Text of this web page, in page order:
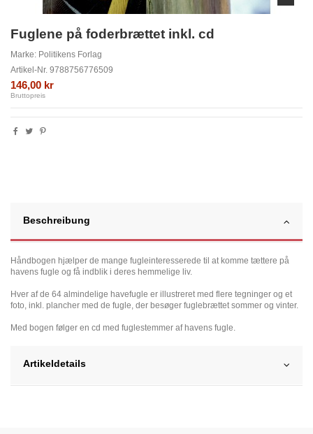
Fuglene på foderbrættet inkl. cd
Marke: Politikens Forlag
Artikel-Nr. 9788756776509
146,00 kr
Bruttopreis
Beschreibung
Håndbogen hjælper de mange fugleinteresserede til at komme tættere på
havens fugle og få indblik i deres hemmelige liv.
Hver af de 64 almindelige havefugle er illustreret med flere tegninger og et
foto, inkl. plancher med de fugle, der besøger fuglebrættet sommer og vinter.
Med bogen følger en cd med fuglestemmer af havens fugle.
Artikeldetails